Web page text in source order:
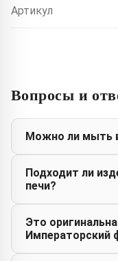
Артикул
Вопросы и
Можно ли мыть
Подходит ли
печи?
Это
Императорский